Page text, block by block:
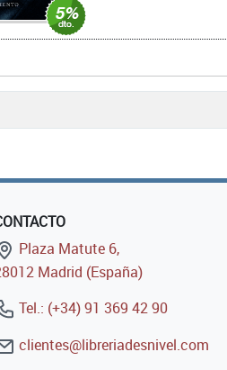
Plaza Matute 6,
Madrid (España)
Tel.: (+34) 91 369 42 90
clientes@libreriadesnivel.com